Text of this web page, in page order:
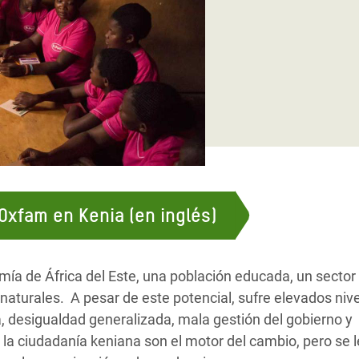
y Alimentaria
Oriental
Personas Refugiadas
del Sur
de Refugiados Rohinyá
Yemenen Kenia (en inglés)
de África del Este, una población educada, un sector
A pesar de este potencial, sufre elevados
desigualdad generalizada, mala gestión del gobierno y
ciudadanía keniana son el motor del cambio, pero se